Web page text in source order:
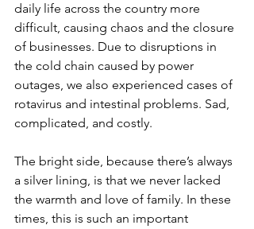
daily life across the country more
difficult, causing chaos and the closure
of businesses. Due to disruptions in
the cold chain caused by power
outages, we also experienced cases of
rotavirus and intestinal problems. Sad,
complicated, and costly.
The bright side, because there’s always
a silver lining, is that we never lacked
the warmth and love of family. In these
times, this is such an important